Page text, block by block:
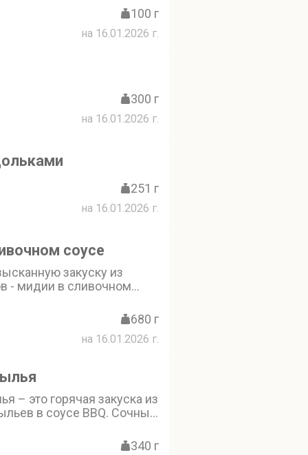
100 г
на 16.01.2026 г.
300 г
на 16.01.2026 г.
251 г
на 16.01.2026 г.
соусе
закуску из
- мидии в сливочном
ароматом и нежной
с хрустящим
680 г
на 16.01.2026 г.
– это горячая закуска из
в соусе BBQ. Сочные
компании (10 шт.)
340 г